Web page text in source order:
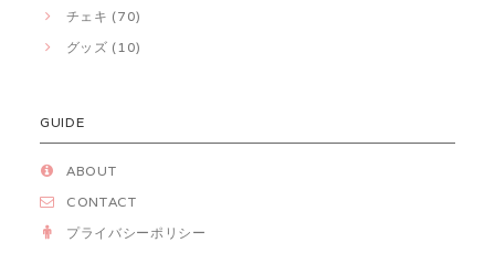
チェキ (70)
グッズ (10)
GUIDE
ABOUT
CONTACT
プライバシーポリシー